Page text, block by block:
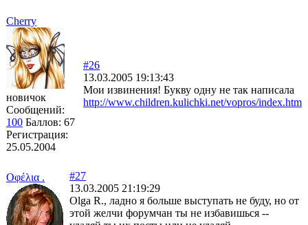
Cherry
новичок
Сообщений:
100 Баллов: 67
Регистрация:
25.05.2004
#26
13.03.2005 19:13:43
Мои извинения! Букву одну не так написала
http://www.children.kulichki.net/vopros/index.htm
Οφέλια .
#27
13.03.2005 21:19:29
Olga R., ладно я больше выступать не буду, но от
этой желчи форумчан ты не избавишься --